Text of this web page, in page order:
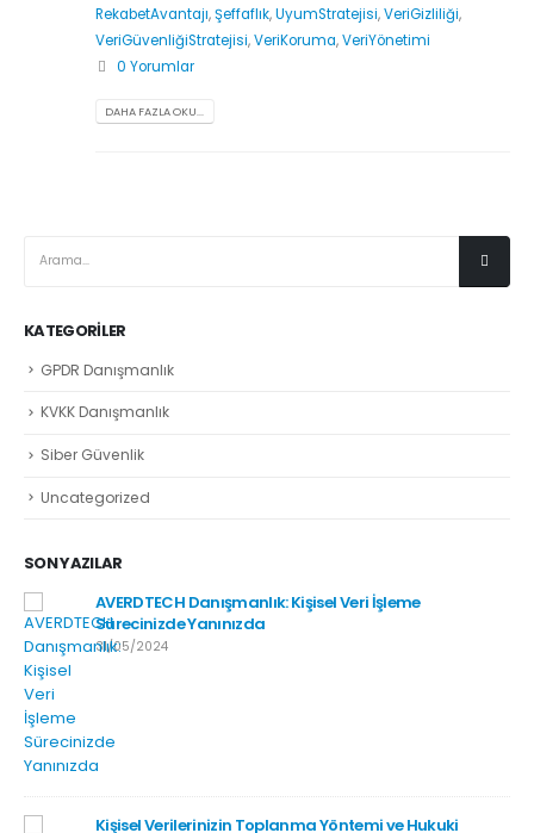
RekabetAvantajı,Şeffaflık,UyumStratejisi,VeriGizliliği,
VeriGüvenliğiStratejisi,VeriKoruma,VeriYönetimi
0 Yorumlar
DAHA FAZLA OKU...
KATEGORILER
GPDR Danışmanlık
KVKK Danışmanlık
Siber Güvenlik
Uncategorized
SON YAZILAR
AVERDTECH Danışmanlık: Kişisel Veri İşleme
Sürecinizde Yanınızda
31/05/2024
Kişisel Verilerinizin Toplanma Yöntemi ve Hukuki